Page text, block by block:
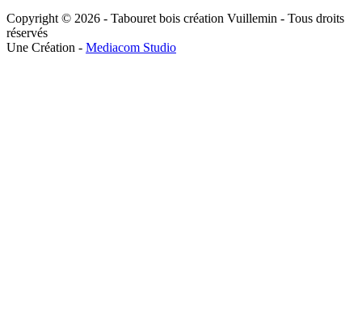
Copyright © 2026 - Tabouret bois création Vuillemin - Tous droits
réservés
Une Création - Mediacom Studio